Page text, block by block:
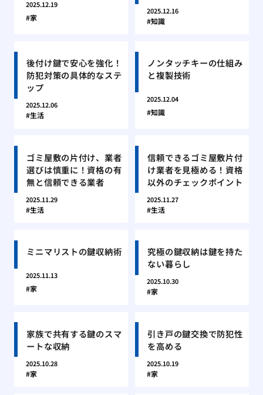
2025.12.19
家
2025.12.16
知識
後付け鍵で安心を強化！
防犯対策の具体的なステ
ップ
2025.12.06
生活
ノンタッチキーの仕組み
と複製技術
2025.12.04
知識
ゴミ屋敷の片付け、業者
選びは慎重に！資格の有
無と信頼できる業者
2025.11.29
生活
信頼できるゴミ屋敷片付
け業者を見極める！資格
以外のチェックポイント
2025.11.27
生活
ミニマリストの鍵収納術
2025.11.13
家
究極の鍵収納は鍵を持た
ない暮らし
2025.10.30
家
家族で共有する鍵のスマ
ートな収納
2025.10.28
家
引き戸の鍵交換で防犯性
を高める
2025.10.19
家